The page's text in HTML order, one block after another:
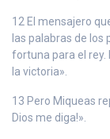
12 El mensajero
las palabras de los
fortuna para el rey.
la victoria».
13 Pero Miqueas
Dios me diga!».